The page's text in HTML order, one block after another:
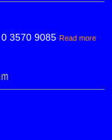
0 3570 9085 Read more